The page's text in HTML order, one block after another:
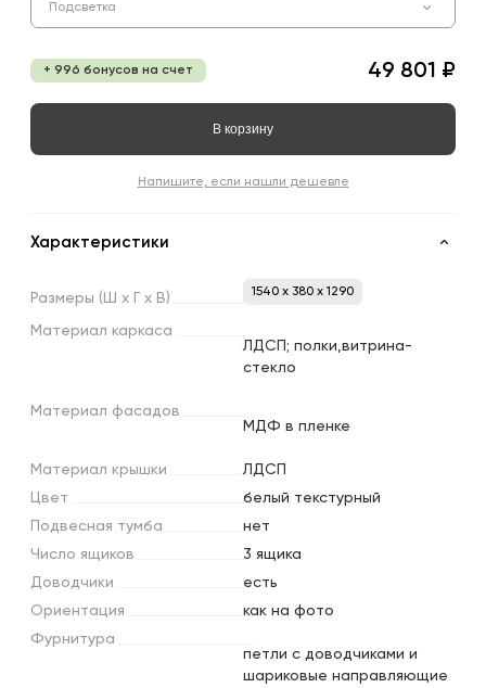
Подсветка
+ 996 бонусов на счет 49 801 ₽
В корзину
Напишите, если нашли дешевле
Характеристики
Размеры (Ш х х В) 1540 x 380 x 1290
Материал каркаса
ЛДСП; полки,витрина-
стекло
Материал фасадов
МДФ в пленке
Материал крышки
ЛДСП
Цвет
белый текстурный
Подвесная тумба
нет
Число ящиков
3 ящика
Доводчики
есть
Ориентация
как на фото
Фурнитура
петли с доводчиками и
шариковые направляющие